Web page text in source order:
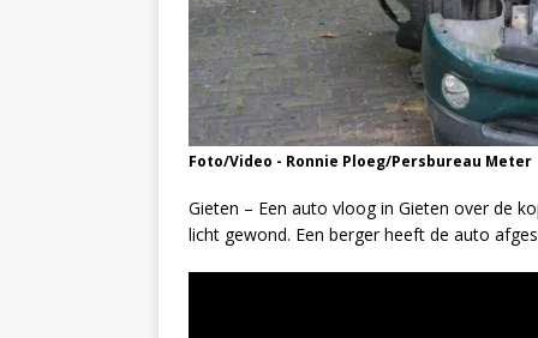
Foto/Video - Ronnie Ploeg/Persbureau Meter
Gieten – Een auto vloog in Gieten over de
licht gewond. Een berger heeft de auto